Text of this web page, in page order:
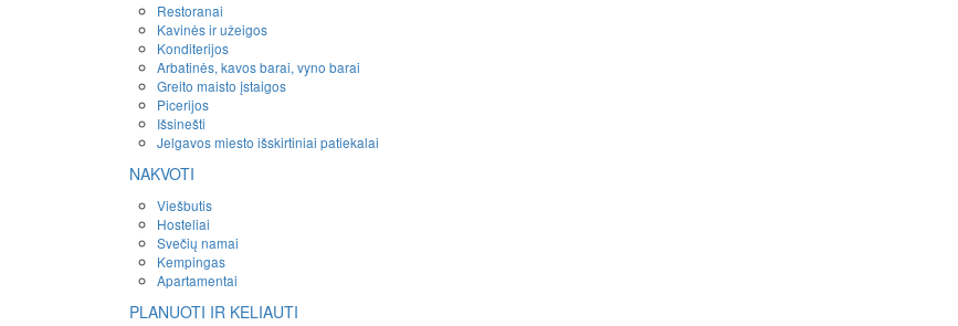
Restoranai
Kavinės ir užeigos
Konditerijos
Arbatinės, kavos barai, vyno barai
Greito maisto įstaigos
Picerijos
Išsinešti
Jelgavos miesto išskirtiniai patiekalai
NAKVOTI
Viešbutis
Hosteliai
Svečių namai
Kempingas
Apartamentai
PLANUOTI IR KELIAUTI